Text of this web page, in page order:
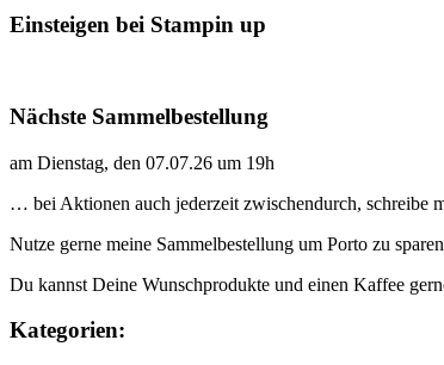
Einsteigen bei Stampin up
Nächste Sammelbestellung
am Dienstag, den 07.07.26 um 19h
… bei Aktionen auch jederzeit zwischendurch, schreibe
Nutze gerne meine Sammelbestellung um Porto zu
Du kannst Deine Wunschprodukte und einen Kaffee
Kategorien: